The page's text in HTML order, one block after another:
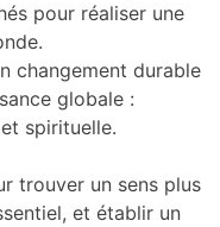
pour réaliser une
changement durable
globale :
spirituelle.
trouver un sens plus
et établir un